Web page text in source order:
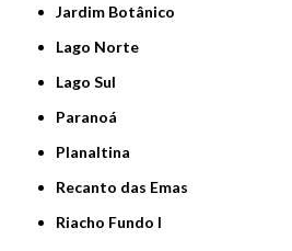
Jardim Botânico
Lago Norte
Lago Sul
Paranoá
Planaltina
Recanto das Emas
Riacho Fundo I